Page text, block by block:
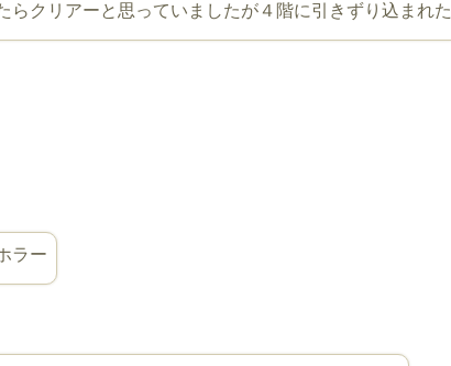
らクリアーと思っていましたが４階に引きずり込まれた
ラー